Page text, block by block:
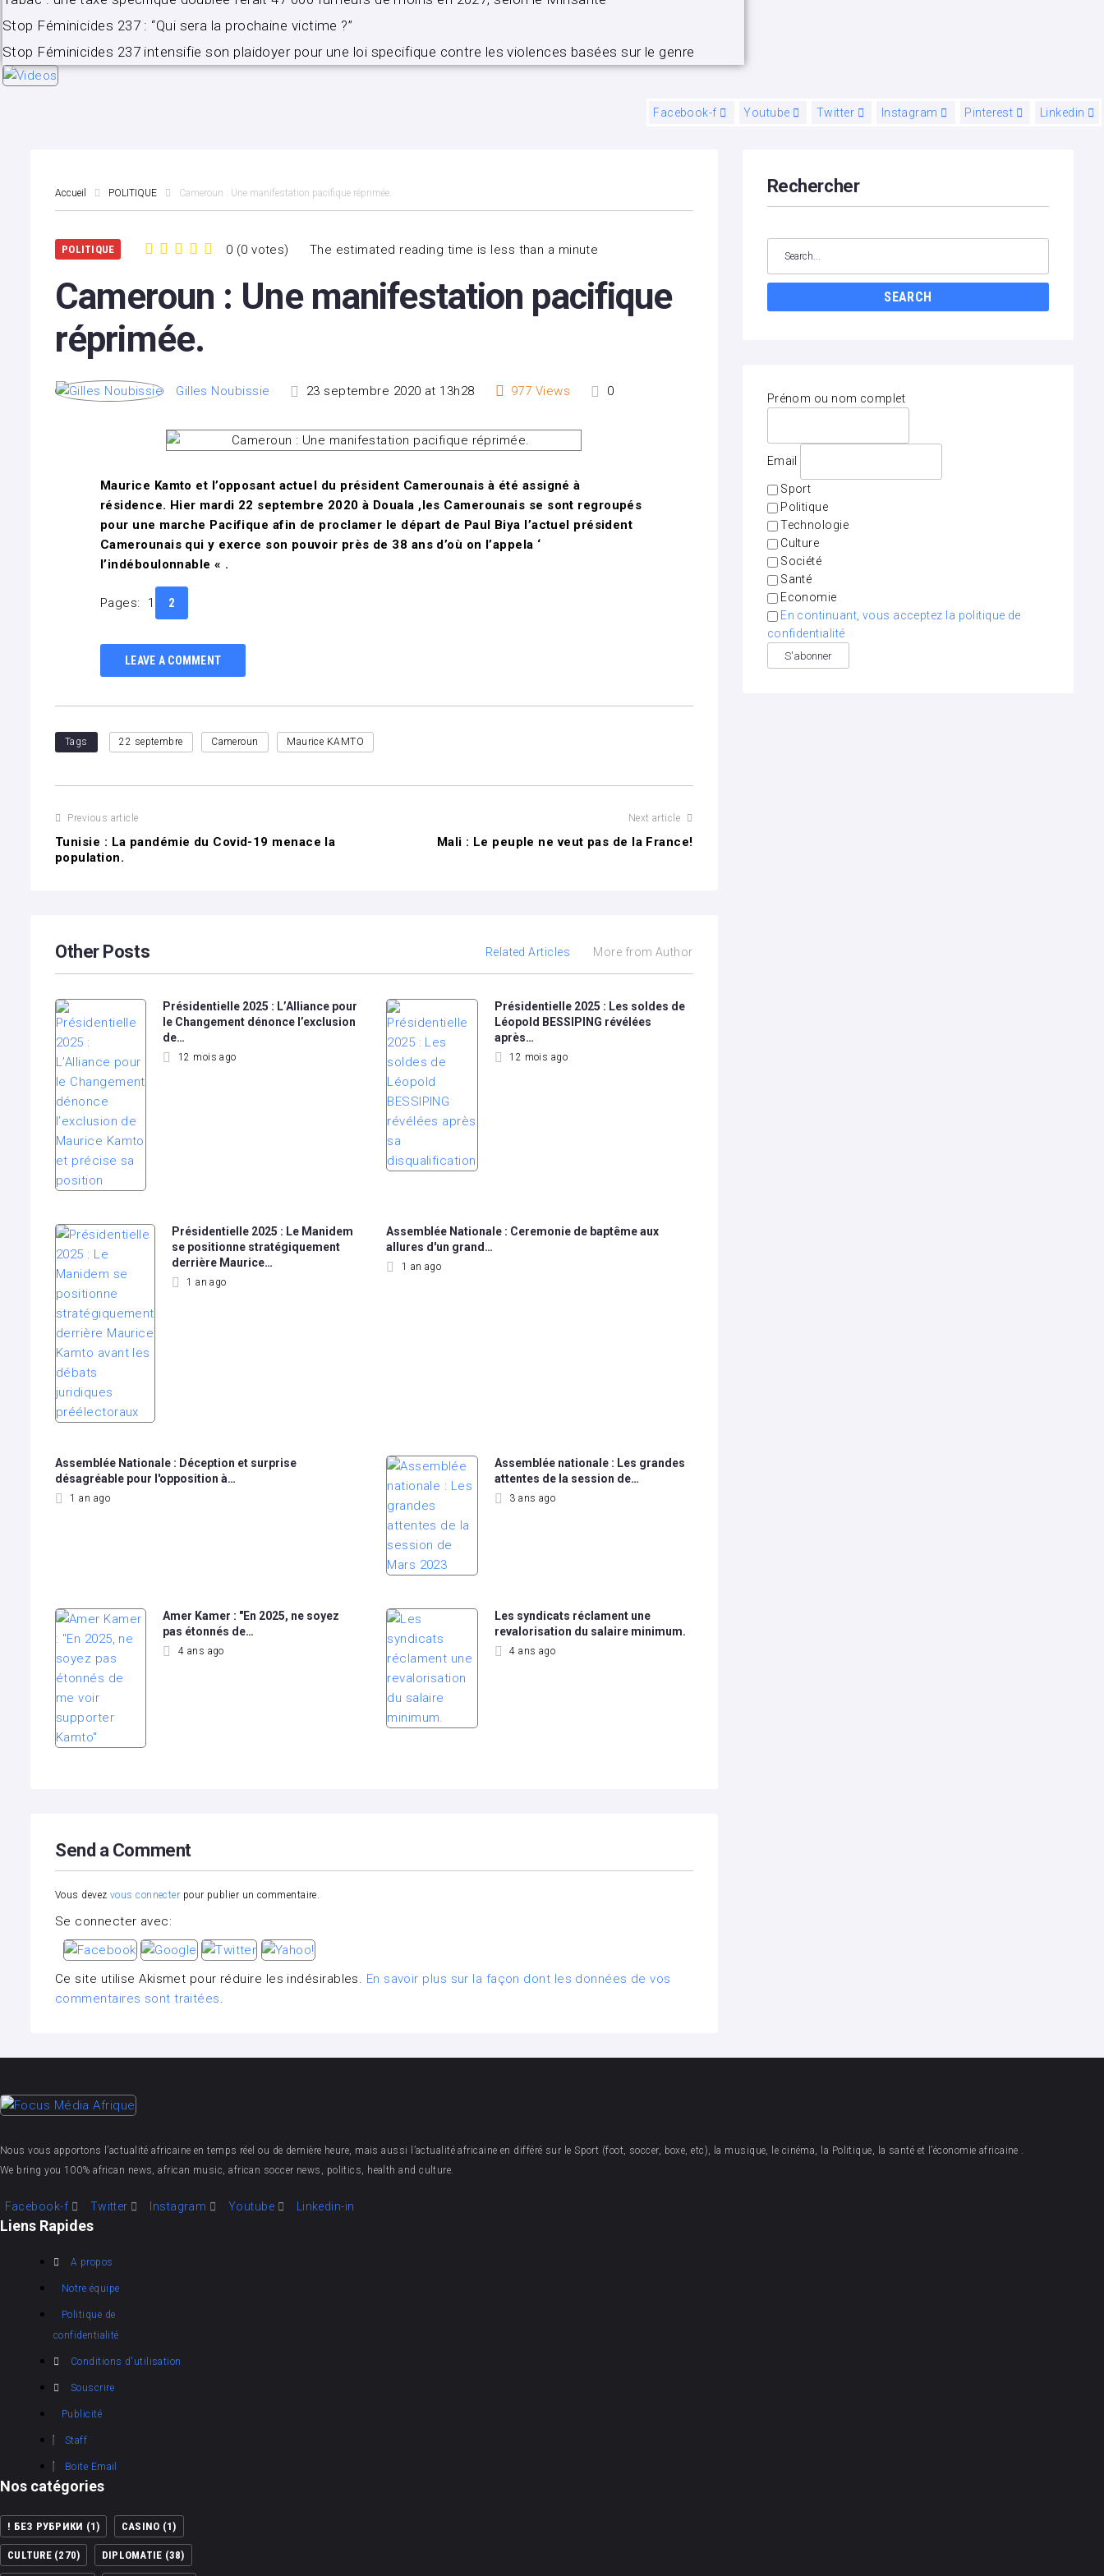
Stop Féminicides 237 : “Qui sera la prochaine victime ?”
Stop Féminicides 237 intensifie son plaidoyer pour une loi specifique contre les violences basées sur le genre
Facebook-f Youtube Twitter Instagram Pinterest Linkedin
Accueil POLITIQUE Cameroun : Une manifestation pacifique réprimée.
POLITIQUE 0 (0 votes) The estimated reading time is less than a minute
Cameroun : Une manifestation pacifique
réprimée.
Gilles Noubissie 23 septembre 2020 at 13h28 977 Views 0
Maurice Kamto et l’opposant actuel du président Camerounais à été assigné à
résidence. Hier mardi 22 septembre 2020 à Douala ,les Camerounais se sont regroupés
pour une marche Pacifique afin de proclamer le départ de Paul Biya l’actuel président
Camerounais qui y exerce son pouvoir près de 38 ans d’où on l’appela ‘
l’indéboulonnable « .
Pages: Page
1 Page
2
LEAVE A COMMENT
Tags 22 septembre Cameroun Maurice KAMTO
Navigation
de
Previous article
Tunisie : La pandémie du Covid-19 menace la
population.
Next article
Mali : Le peuple ne veut pas de la France!
Other Posts Related Articles More from Author
Présidentielle 2025 : L’Alliance pour
le Changement dénonce l’exclusion
de…
12 mois ago
Présidentielle 2025 : Les soldes de
Léopold BESSIPING révélées
après…
12 mois ago
Présidentielle 2025 : Le Manidem
se positionne stratégiquement
derrière Maurice…
1 an ago
Assemblée Nationale : Ceremonie de baptême aux
allures d'un grand…
1 an ago
Assemblée Nationale : Déception et surprise
désagréable pour l'opposition à…
1 an ago
Assemblée nationale : Les grandes
attentes de la session de…
3 ans ago
Amer Kamer : "En 2025, ne soyez
pas étonnés de…
4 ans ago
Les syndicats réclament une
revalorisation du salaire minimum.
4 ans ago
Send a Comment
Vous devez vous connecter pour publier un commentaire.
Se connecter avec:
Ce site utilise Akismet pour réduire les indésirables. En savoir plus sur la façon dont les données de vos
commentaires sont traitées.
Rechercher
SEARCH
Prénom ou nom complet
Email
Sport
Politique
Technologie
Culture
Société
Santé
Economie
En continuant, vous acceptez la politique de
confidentialité
Nous vous apportons l’actualité africaine en temps réel ou de dernière heure, mais aussi l’actualité africaine en différé sur le Sport (foot, soccer, boxe, etc), la musique, le cinéma, la Politique, la santé et l’économie africaine .
We bring you 100% african news, african music, african soccer news, politics, health and culture.
Facebook-f Twitter Instagram Youtube Linkedin-in
Liens Rapides
A propos
Notre équipe
Politique de
confidentialité
Conditions d'utilisation
Souscrire
Publicité
Staff
Boite Email
Nos catégories
! БЕЗ РУБРИКИ (1) CASINO (1)
CULTURE(270) DIPLOMATIE (38)